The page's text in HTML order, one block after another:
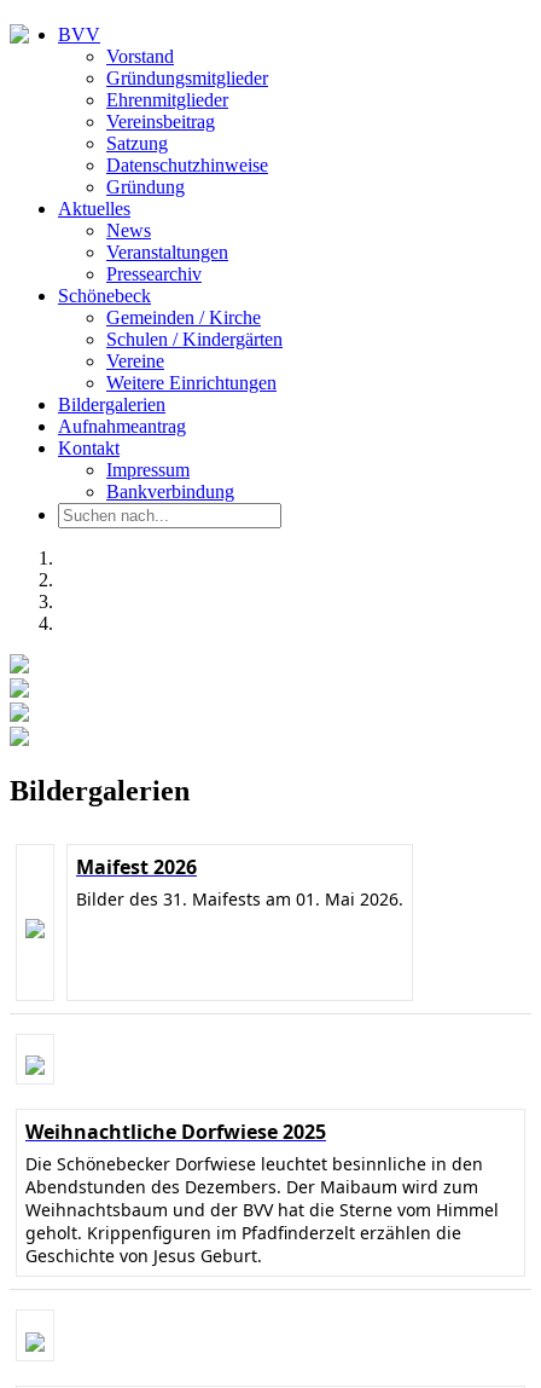
BVV
Vorstand
Gründungsmitglieder
Ehrenmitglieder
Vereinsbeitrag
Satzung
Datenschutzhinweise
Gründung
Aktuelles
News
Veranstaltungen
Pressearchiv
Schönebeck
Gemeinden / Kirche
Schulen / Kindergärten
Vereine
Weitere Einrichtungen
Bildergalerien
Aufnahmeantrag
Kontakt
Impressum
Bankverbindung
Bildergalerien
Maifest 2026
Bilder des 31. Maifests am 01. Mai 2026.
Weihnachtliche Dorfwiese 2025
Die Schönebecker Dorfwiese leuchtet besinnliche in den
Abendstunden des Dezembers. Der Maibaum wird zum
Weihnachtsbaum und der BVV hat die Sterne vom Himmel
geholt. Krippenfiguren im Pfadfinderzelt erzählen die
Geschichte von Jesus Geburt.